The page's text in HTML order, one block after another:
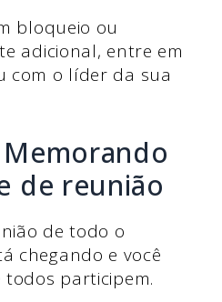
bloqueio ou
adicional, entre em
com o líder da sua
de reunião
de todo o
chegando e você
participem.